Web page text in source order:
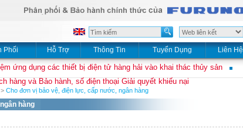
Phối Hỗ Trợ Thông Tin Tuyển Dụng Liên Hệ
ứng dụng các thiết bị điện tử hàng hải vào khai thác thủy sản
hàng và Bảo hành, số điện thoại Giải quyết khiếu nại
> Cho đơn vị bảo vệ, điện lực, cấp nước, ngân hàng
hàng